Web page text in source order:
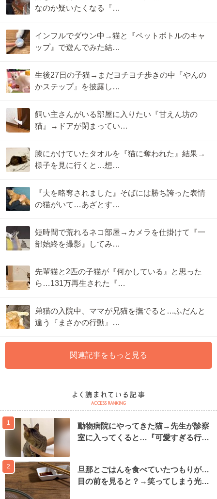
なのか疑いたくなる『…
インフルでダウン中→猫と『ペットボトルのキャ
ップ』で遊んでみた結…
生後27日の子猫→まだヨチヨチ歩きの中『やんの
かステップ』を披露し…
飼い主さんがいる部屋に入りたい『甘えん坊の
猫』→ドアが閉まってい…
膝にかけていたタオルを『猫に奪われた』結果→
様子を見に行くと…想…
『夫を略奪されました』そばには勝ち誇った表情
の猫がいて…あざとす…
短時間で荒れるネコ部屋→カメラを仕掛けて『一
部始終を撮影』してみ…
先輩猫と2匹の子猫が『何かしている』と思った
ら…131万再生された『…
弟猫の入院中、ママが兄猫を撫でると…ふだんと
違う『まさかの行動』…
関連記事をもっと見る
1
動物病院にやってきた猫→先生が診察
室に入ってくると…『可愛すぎる行…
2
旦那とごはんを食べていたつもりが…
目の前を見ると？→笑ってしまう光…